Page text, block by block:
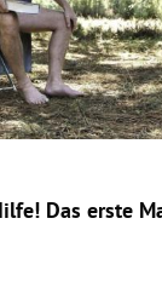
Das erste